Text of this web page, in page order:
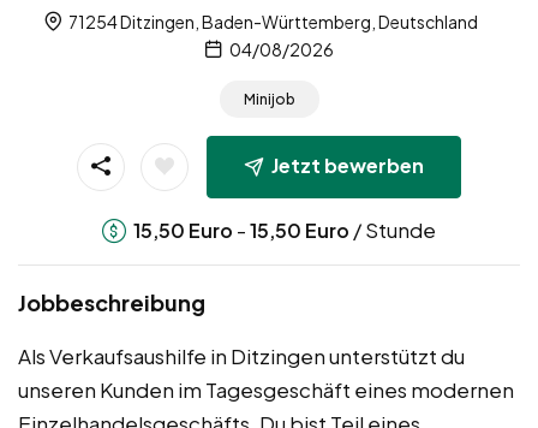
71254 Ditzingen, Baden-Württemberg, Deutschland
04/08/2026
Minijob
Jetzt bewerben
15,50 Euro -15,50 Euro / Stunde
Jobbeschreibung
Als Verkaufsaushilfe in Ditzingen unterstützt du
unseren Kunden im Tagesgeschäft eines modernen